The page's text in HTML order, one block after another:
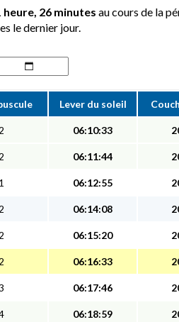
26 minutes au cours de la
le dernier jour.
Lever du soleil
06:10:33
06:11:44
06:12:55
06:14:08
06:15:20
06:16:33
06:17:46
06:18:59